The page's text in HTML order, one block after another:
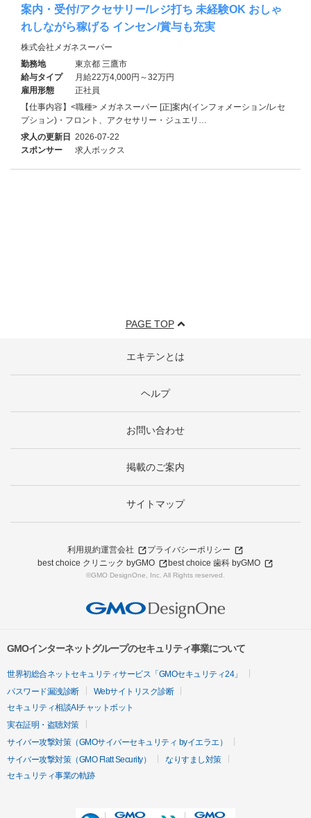
案内・受付/アクセサリー/レジ打ち 未経験OK おしゃ
れしながら稼げる インセン/賞与も充実
株式会社メガネスーパー
勤務地
東京都 三鷹市
給与タイプ
月給22万4,000円～32万円
雇用形態
正社員
【仕事内容】<職種> メガネスーパー [正]案内(インフォメーション/レセ
プション)・フロント、アクセサリー・ジュエリ…
求人の更新日 2026-07-22
スポンサー
求人ボックス
PAGE TOP
エキテンとは
ヘルプ
お問い合わせ
掲載のご案内
サイトマップ
利用規約運営会社
プライバシーポリシー
best choice クリニック byGMO
best choice 歯科 byGMO
©GMO DesignOne, Inc. All Rights reserved.
GMOインターネットグループのセキュリティ事業について
世界初総合ネットセキュリティサービス「GMOセキュリティ24」
パスワード漏洩診断
Webサイトリスク診断
セキュリティ相談AIチャットボット
実在証明・盗聴対策
サイバー攻撃対策（GMOサイバーセキュリティ byイエラエ）
サイバー攻撃対策（GMO Flatt Security）
なりすまし対策
セキュリティ事業の軌跡